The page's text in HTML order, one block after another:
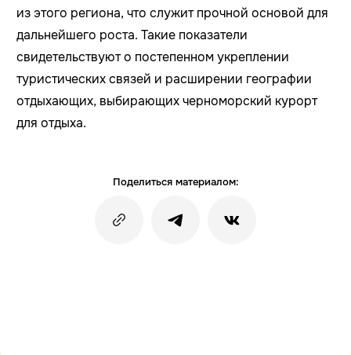
из этого региона, что служит прочной основой для
дальнейшего роста. Такие показатели
свидетельствуют о постепенном укреплении
туристических связей и расширении географии
отдыхающих, выбирающих черноморский курорт
для отдыха.
Поделиться материалом: